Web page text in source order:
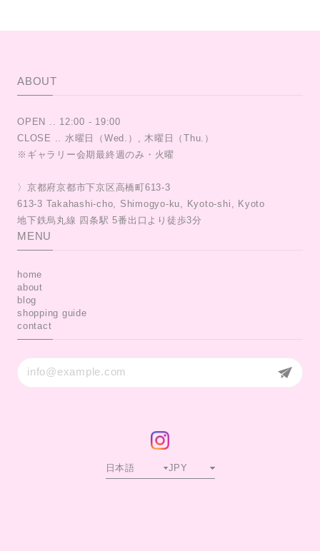
ABOUT
OPEN .. 12:00 - 19:00
CLOSE .. 水曜日（Wed.）, 木曜日（Thu.）
※ギャラリー会期最終週のみ・火曜
〉京都府京都市下京区高橋町613-3
613-3 Takahashi-cho, Shimogyo-ku, Kyoto-shi, Kyoto
MENU
home
about
blog
shopping guide
contact